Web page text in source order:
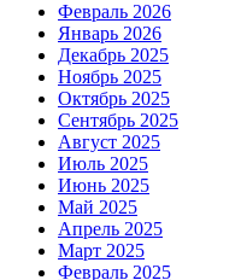
Февраль 2026
Январь 2026
Декабрь 2025
Ноябрь 2025
Октябрь 2025
Сентябрь 2025
Август 2025
Июль 2025
Июнь 2025
Май 2025
Апрель 2025
Март 2025
Февраль 2025